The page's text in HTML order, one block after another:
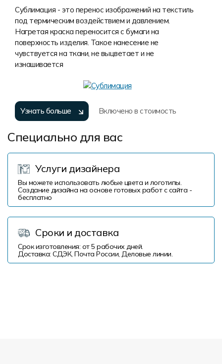
Сублимация - это перенос изображений на текстиль
под термическим воздействием и давлением.
Нагретая краска переносится с бумаги на
поверхность изделия. Такое нанесение не
чувствуется на ткани, не выцветает и не
изнашивается
Узнать больше Включено в стоимость
Специально для вас
Услуги дизайнера
Вы можете использовать любые цвета и логотипы.
Создание дизайна на основе готовых работ с сайта -
бесплатно
Сроки и доставка
Срок изготовления: от 5 рабочих дней.
Доставка: СДЭК, Почта России, Деловые линии.